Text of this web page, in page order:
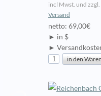
incl Mwst. und zzgl.
Versand
netto: 69,00€
► in $
►